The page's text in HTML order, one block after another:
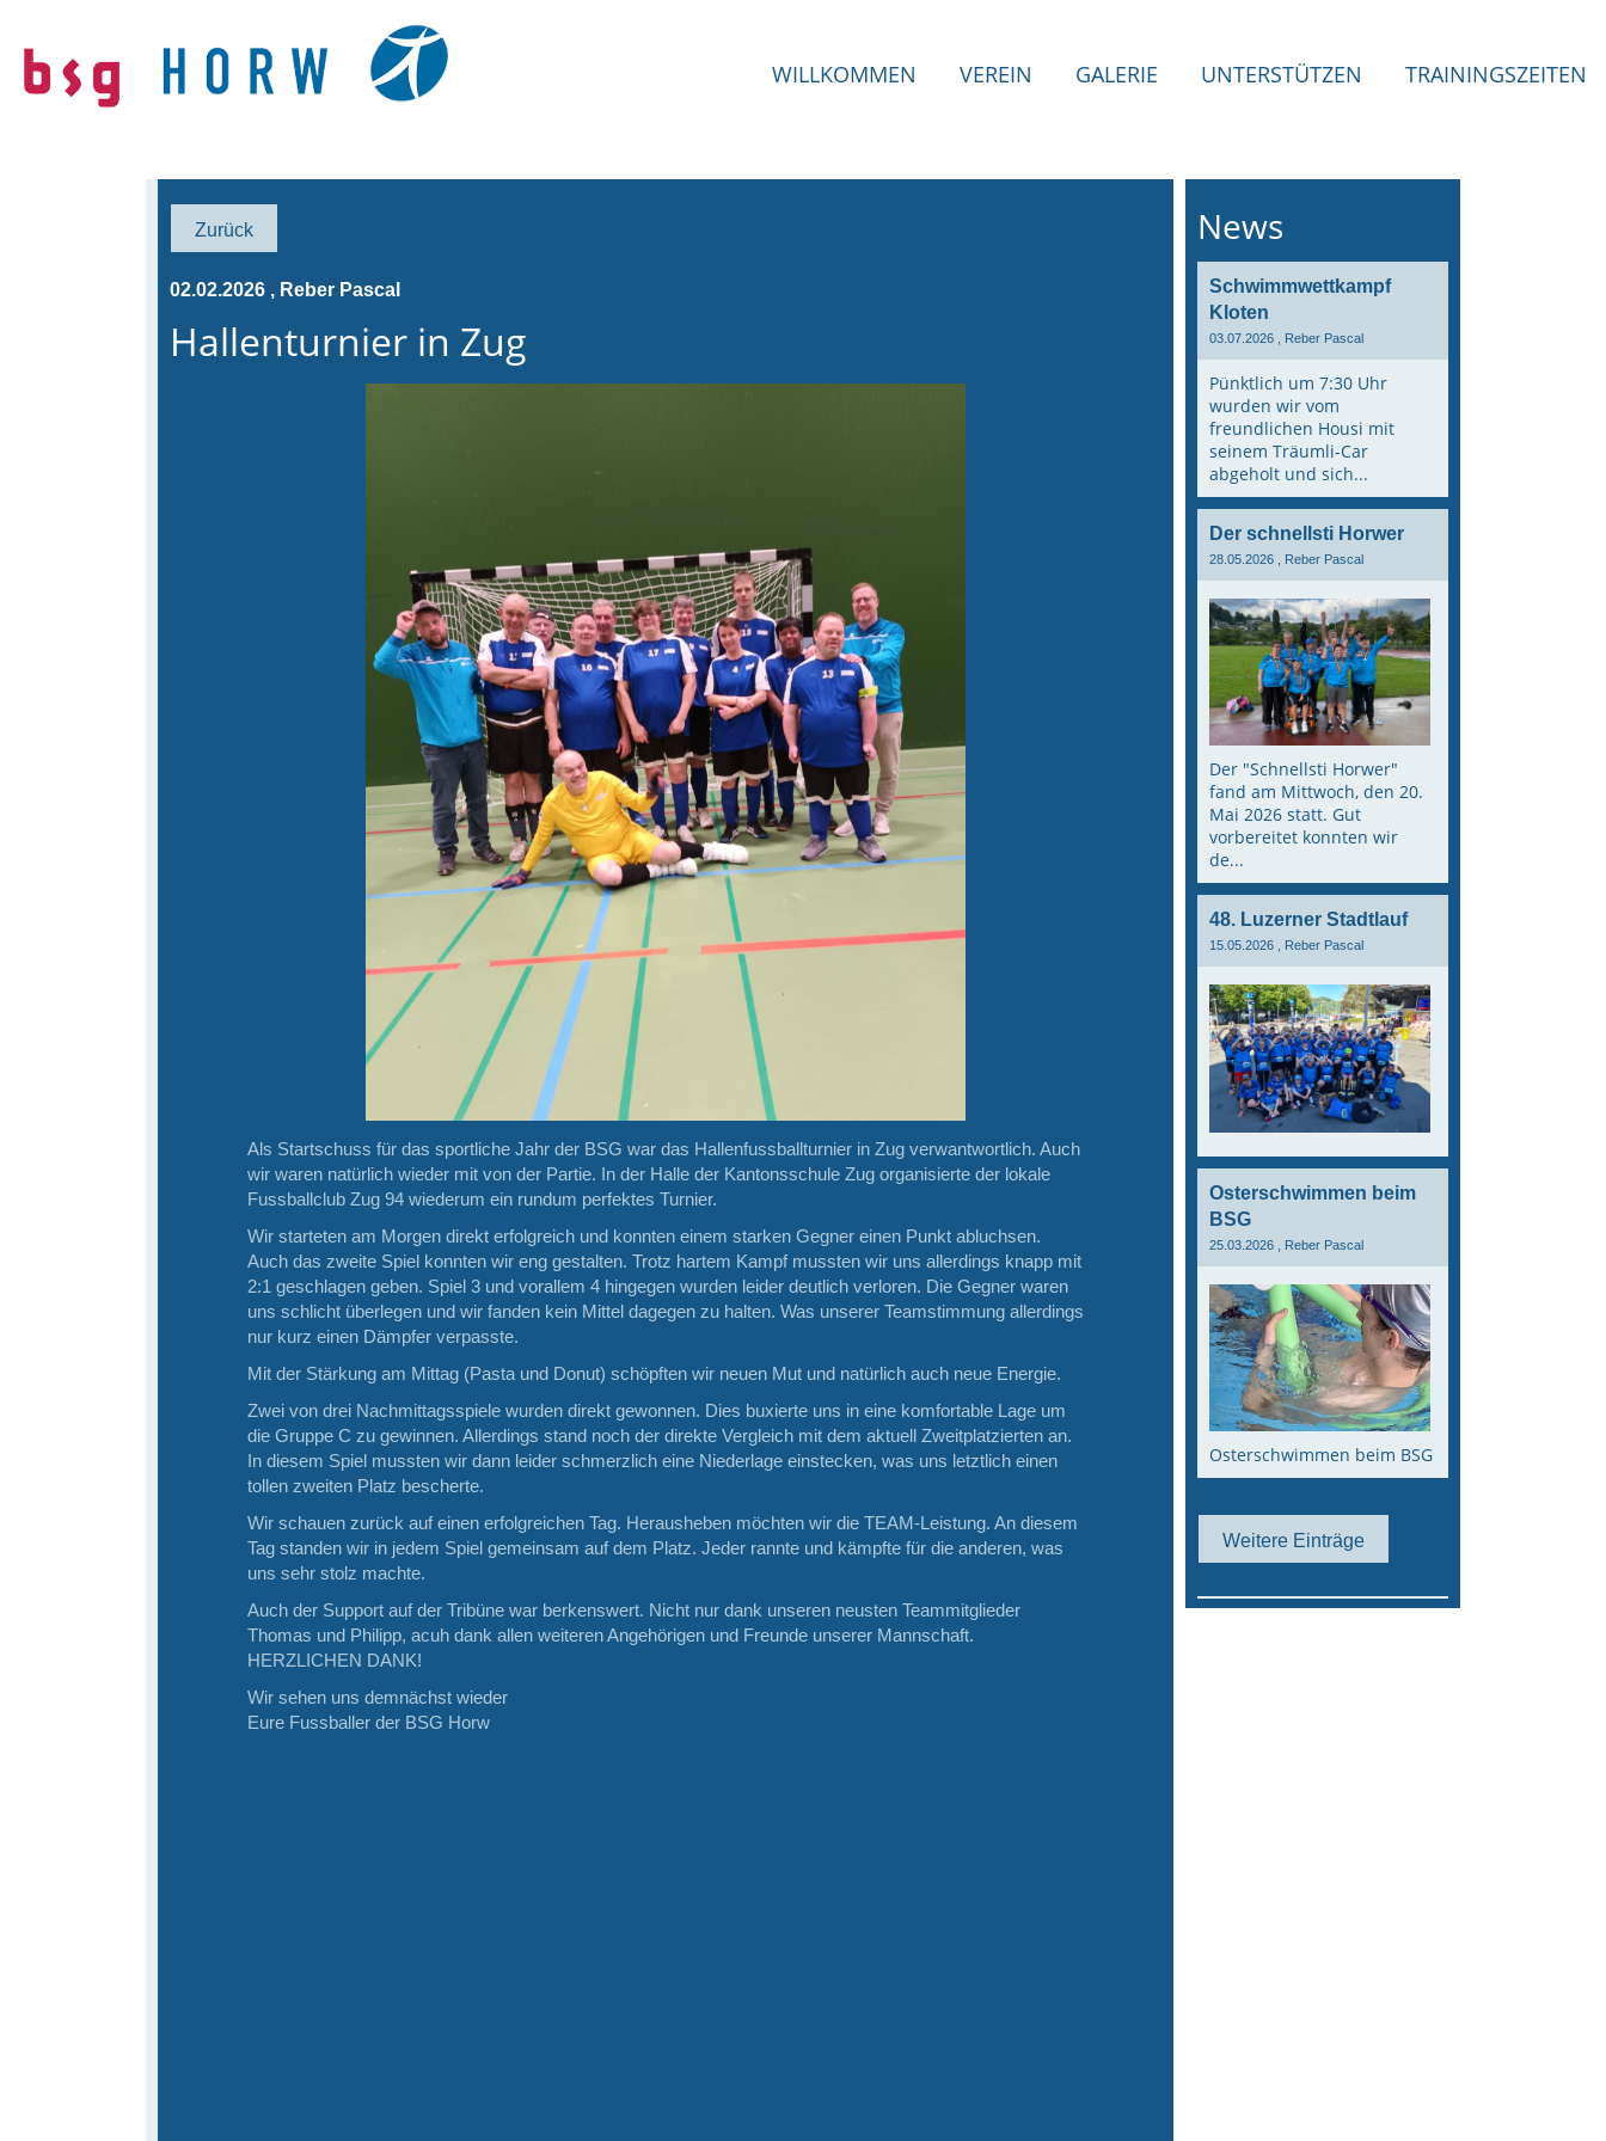
WILLKOMMEN VEREIN GALERIE UNTERSTÜTZEN TRAININGSZEITEN
Zurück
02.02.2026 , Reber Pascal
Hallenturnier in Zug
Als Startschuss für das sportliche Jahr der BSG war das Hallenfussballturnier in Zug verwantwortlich. Auch
wir waren natürlich wieder mit von der Partie. In der Halle der Kantonsschule Zug organisierte der lokale
Fussballclub Zug 94 wiederum ein rundum perfektes Turnier.
Wir starteten am Morgen direkt erfolgreich und konnten einem starken Gegner einen Punkt abluchsen.
Auch das zweite Spiel konnten wir eng gestalten. Trotz hartem Kampf mussten wir uns allerdings knapp mit
2:1 geschlagen geben. Spiel 3 und vorallem 4 hingegen wurden leider deutlich verloren. Die Gegner waren
uns schlicht überlegen und wir fanden kein Mittel dagegen zu halten. Was unserer Teamstimmung allerdings
nur kurz einen Dämpfer verpasste.
Mit der Stärkung am Mittag (Pasta und Donut) schöpften wir neuen Mut und natürlich auch neue Energie.
Zwei von drei Nachmittagsspiele wurden direkt gewonnen. Dies buxierte uns in eine komfortable Lage um
die Gruppe C zu gewinnen. Allerdings stand noch der direkte Vergleich mit dem aktuell Zweitplatzierten an.
In diesem Spiel mussten wir dann leider schmerzlich eine Niederlage einstecken, was uns letztlich einen
tollen zweiten Platz bescherte.
Wir schauen zurück auf einen erfolgreichen Tag. Herausheben möchten wir die TEAM-Leistung. An diesem
Tag standen wir in jedem Spiel gemeinsam auf dem Platz. Jeder rannte und kämpfte für die anderen, was
uns sehr stolz machte.
Auch der Support auf der Tribüne war berkenswert. Nicht nur dank unseren neusten Teammitglieder
Thomas und Philipp, acuh dank allen weiteren Angehörigen und Freunde unserer Mannschaft.
HERZLICHEN DANK!
Wir sehen uns demnächst wieder
Eure Fussballer der BSG Horw
News
Schwimmwettkampf
Kloten
03.07.2026 , Reber Pascal
Pünktlich um 7:30 Uhr
wurden wir vom
freundlichen Housi mit
seinem Träumli-Car
abgeholt und sich...
Der schnellsti Horwer
28.05.2026 , Reber Pascal
Der "Schnellsti Horwer"
fand am Mittwoch, den 20.
Mai 2026 statt. Gut
vorbereitet konnten wir
de...
48. Luzerner Stadtlauf
15.05.2026 , Reber Pascal
Osterschwimmen beim
BSG
25.03.2026 , Reber Pascal
Osterschwimmen beim BSG
Weitere Einträge